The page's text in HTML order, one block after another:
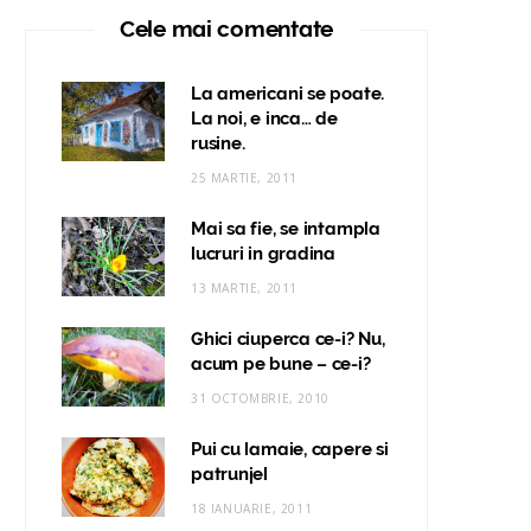
Cele mai comentate
La americani se poate.
La noi, e inca… de
rusine.
25 MARTIE, 2011
Mai sa fie, se intampla
lucruri in gradina
13 MARTIE, 2011
Ghici ciuperca ce-i? Nu,
acum pe bune – ce-i?
31 OCTOMBRIE, 2010
Pui cu lamaie, capere si
patrunjel
18 IANUARIE, 2011